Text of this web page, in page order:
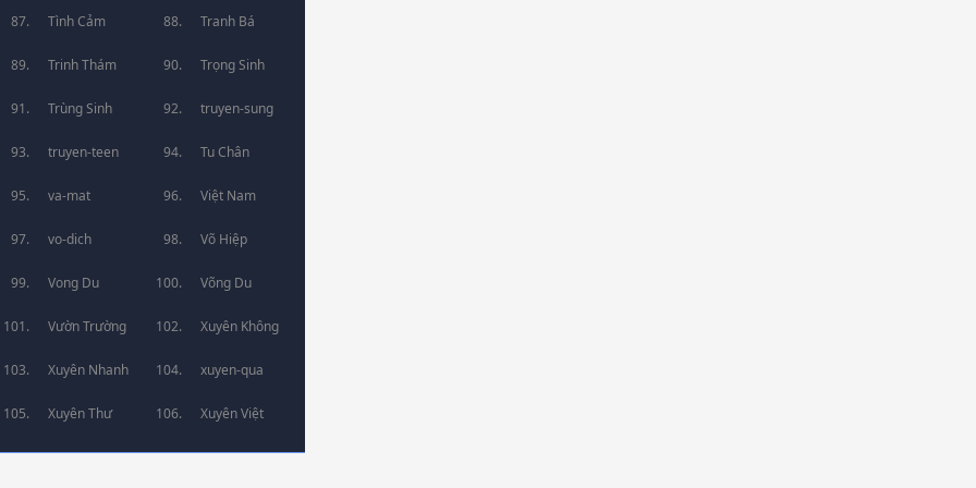
Tình Cảm Tranh Bá
Trinh Thám Trọng Sinh
Trùng Sinh truyen-sung
truyen-teen Tu Chân
va-mat Việt Nam
vo-dich Võ Hiệp
Vong Du Võng Du
Vườn Trường Xuyên Không
Xuyên Nhanh xuyen-qua
Xuyên Thư Xuyên Việt